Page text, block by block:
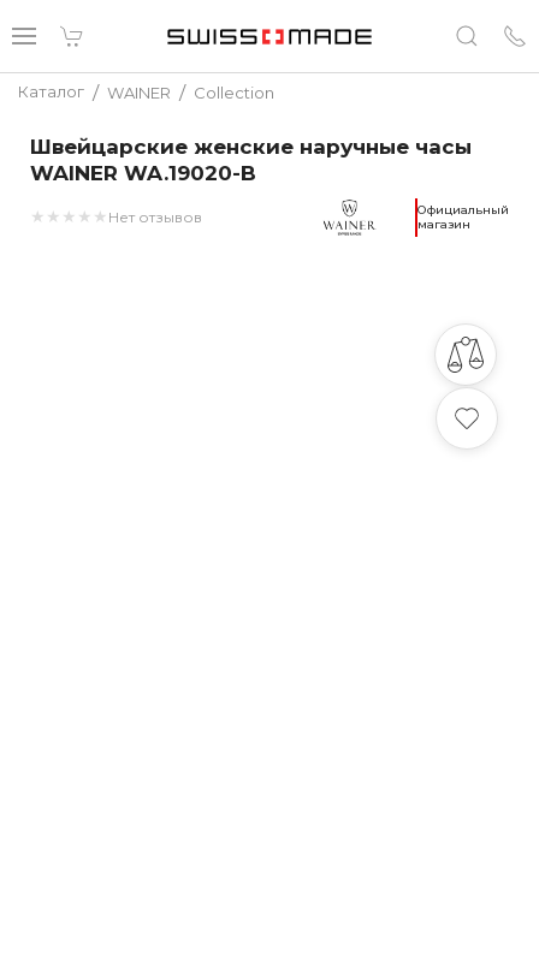
Каталог / WAINER / Collection
Швейцарские женские наручные часы
WAINER WA.19020-B
★ ★ ★ ★ ★ Нет отзывов
Официальный
магазин